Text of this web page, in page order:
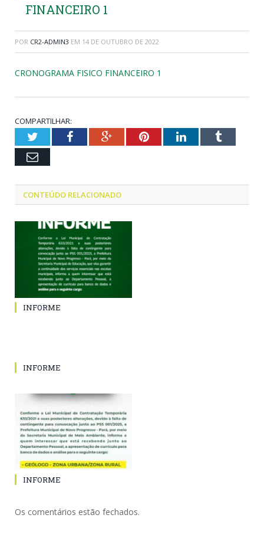
FINANCEIRO 1
POR CR2-ADMIN3 EM 14 DE OUTUBRO DE 2022
CRONOGRAMA FISICO FINANCEIRO 1
COMPARTILHAR:
TwitterFacebookGoogle+PinterestLinkedInTumblr
Email
CONTEÚDO RELACIONADO
INFORME
INFORME
INFORME
Os comentários estão fechados.